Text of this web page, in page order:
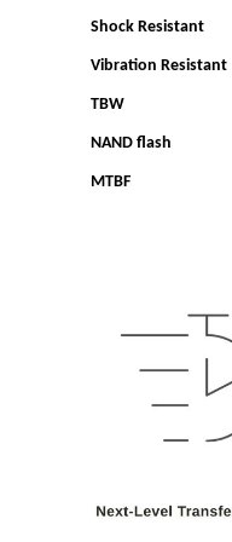
Shock Resistant
Vibration Resistant
TBW
NAND flash
MTBF